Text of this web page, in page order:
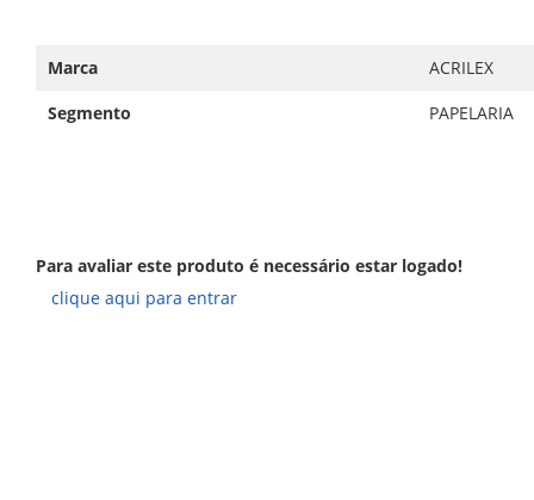
Marca
ACRILEX
Segmento
PAPELARIA
Para avaliar este produto é necessário estar logado!
clique aqui para entrar